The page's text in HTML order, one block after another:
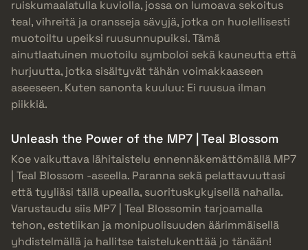
ruiskumaalatulla kuviolla, jossa on lumoava sekoitus
teal, vihreitä ja oransseja sävyjä, jotka on huolellisesti
muotoiltu upeiksi ruusunnupuiksi. Tämä
ainutlaatuinen muotoilu symboloi sekä kauneutta että
hurjuutta, jotka sisältyvät tähän voimakkaaseen
aseeseen. Kuten sanonta kuuluu: Ei ruusua ilman
piikkiä.
Unleash the Power of the MP7 | Teal Blossom
Koe vaikuttava lähitaistelu ennennäkemättömällä MP7
| Teal Blossom -aseella. Paranna sekä pelattavuuttasi
että tyyliäsi tällä upealla, suorituskykyisellä nahalla.
Varustaudu siis MP7 | Teal Blossomin tarjoamalla
tehon, estetiikan ja monipuolisuuden äärimmäisellä
yhdistelmällä ja hallitse taistelukenttää jo tänään!